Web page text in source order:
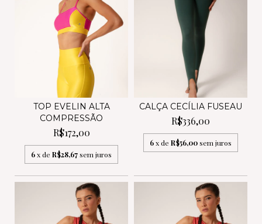
TOP EVELIN ALTA
COMPRESSÃO
R$172,00
6x de R$28,67sem juros
CALÇA CECÍLIA FUSEAU
R$336,00
6x de R$56,00sem juros